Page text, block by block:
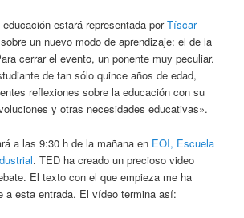
estará representada porTíscar
un nuevo modo de aprendizaje: el de la
cerrar el evento, un ponente muy peculiar.
de tan sólo quince años de edad,
reflexiones sobre la educación con su
y otras necesidades educativas».
a las 9:30 h de la mañana en EOI, Escuela
. TED ha creado un precioso video
El texto con el que empieza me ha
a esta entrada. El vídeo termina así: